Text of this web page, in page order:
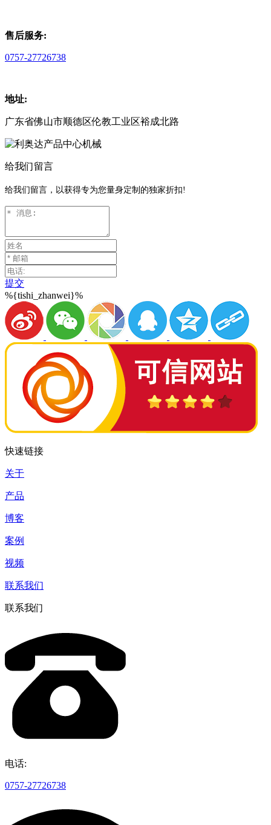
售后服务:
0757-27726738
地址:
广东省佛山市顺德区伦教工业区裕成北路
给我们留言
给我们留言，以获得专为您量身定制的独家折扣!
提交
%{tishi_zhanwei}%
快速链接
关于
产品
博客
案例
视频
联系我们
联系我们
电话:
0757-27726738